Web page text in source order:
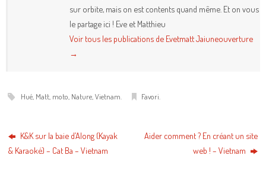
sur orbite, mais on est contents quand même. Et on vous
le partage ici ! Eve et Matthieu
Voir tous les publications de Evetmatt Jaiuneouverture
→
Hué, Matt, moto Nature, Vietnam Favori
K&K sur la baie d’Along (Kayak
& Karaoké) – Cat Ba – Vietnam
Aider comment ? En créant un site
web ! – Vietnam